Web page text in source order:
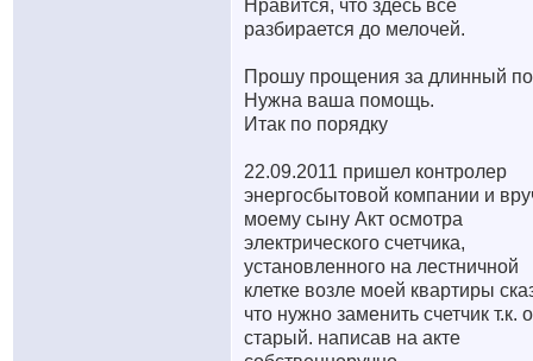
Нравится, что здесь все
разбирается до мелочей.
Прошу прощения за длинный
Нужна ваша помощь.
Итак по порядку
22.09.2011 пришел контролер
энергосбытовой компании и
моему сыну Акт осмотра
электрического счетчика,
установленного на лестничной
клетке возле моей квартиры
что нужно заменить счетчик т.к.
старый. написав на акте